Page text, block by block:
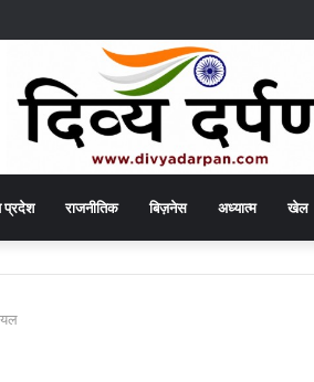
प्रदेश राजनीतिक बिज़नेस अध्यात्म खेल